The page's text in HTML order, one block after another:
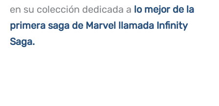
en su colección dedicada a lo mejor de la
primera saga de Marvel llamada Infinity
Saga.